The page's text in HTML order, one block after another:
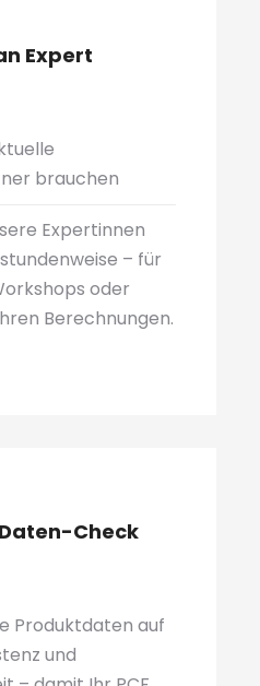
Expert
brauchen
Expertinnen
– für
oder
Berechnungen.
Daten-Check
Produktdaten auf
und